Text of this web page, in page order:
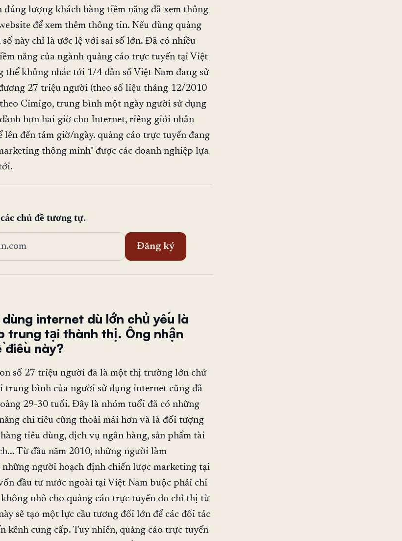
đúng lượng khách hàng tiềm năng đã xem thông
để xem thêm thông tin. Nếu dùng quảng
này chỉ là ước lệ với sai số lớn. Đã có nhiều
năng của ngành quảng cáo trực tuyến tại Việt
thể không nhắc tới 1/4 dân số Việt Nam đang sử
27 triệu người (theo số liệu tháng 12/2010
Cimigo, trung bình một ngày người sử dụng
hơn hai giờ cho Internet, riêng giới nhân
lên đến tám giờ/ngày. quảng cáo trực tuyến đang
thông minh" được các doanh nghiệp lựa
chủ đề tương tự.
Đăng ký
internet dù lớn chủ yếu là
trung tại thành thị. Ông nhận
điều này?
số 27 triệu người đã là một thị trường lớn chứ
trung bình của người sử dụng internet cũng đã
29-30 tuổi. Đây là nhóm tuổi đã có những
chi tiêu cũng thoải mái hơn và là đối tượng
tiêu dùng, dịch vụ ngân hàng, sản phẩm tài
Từ đầu năm 2010, những người làm
người hoạch định chiến lược marketing tại
đầu tư nước ngoài tại Việt Nam buộc phải chi
nhỏ cho quảng cáo trực tuyến do chỉ thị từ
sẽ tạo một lực cầu tương đối lớn để các đối tác
kênh cung cấp. Tuy nhiên, quảng cáo trực tuyến